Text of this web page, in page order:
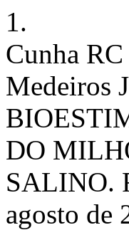
1.
Cunha
Medeiros
DO
SALINO.
agosto de